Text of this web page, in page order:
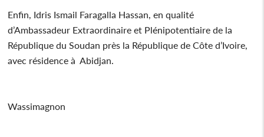
Enfin, Idris Ismail Faragalla Hassan, en qualité
d’Ambassadeur Extraordinaire et Plénipotentiaire de la
République du Soudan près la République de Côte d’Ivoire,
avec résidence à Abidjan.
Wassimagnon